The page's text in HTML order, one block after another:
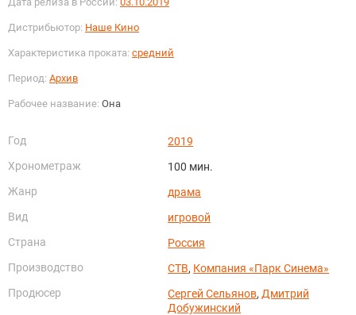
Дистрибьютор: Наше Кино
Характеристика проката: средний
Период: Архив
Рабочее название: Она
Год
2019
Хронометраж
100 мин.
Жанр
драма
Вид
игровой
Страна
Россия
Производство
СТВ, Компания «Парк Синема»
Продюсер
Сергей Сельянов, Дмитрий
Добужинский